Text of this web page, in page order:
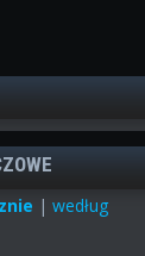
|według